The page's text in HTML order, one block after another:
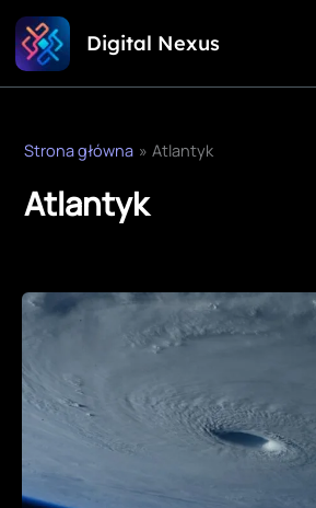
Przejdź
do
treści
Digital Nexus
Strona główna Atlantyk
Atlantyk